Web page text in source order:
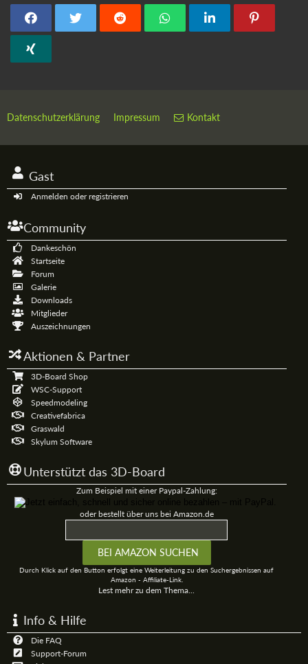
Datenschutzerklärung Impressum Kontakt
Gast
Anmelden oder registrieren
Community
Dankeschön
Startseite
Forum
Galerie
Downloads
Mitglieder
Auszeichnungen
Aktionen & Partner
3D-Board Shop
WSC-Support
Speedmodeling
Creativefabrica
Graswald
Skylum Software
Unterstützt das 3D-Board
Zum Beispiel mit einer Paypal-Zahlung:
oder bestellt über uns bei Amazon.de
Durch Klick auf den Button erfolgt eine Weiterleitung zu den Suchergebnissen auf
Amazon - Affiliate-Link.
Lest mehr zu dem Thema...
Info & Hilfe
Die FAQ
Support-Forum